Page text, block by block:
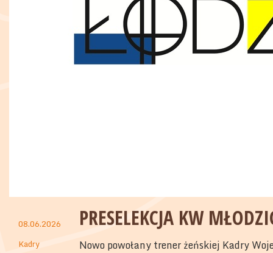
08.06.2026
Kadry
PRESELEKCJA KW
Nowo powołany trener żeńskiej Kadry